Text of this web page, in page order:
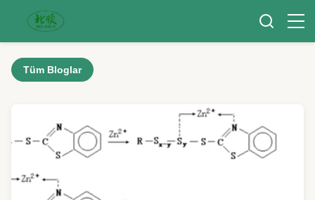
Tüm Bloglar